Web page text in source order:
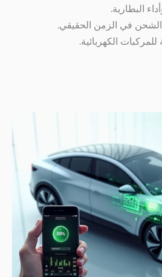
البطارية.
في الزمن الحقيقي.
للمركبات الكهربائية.